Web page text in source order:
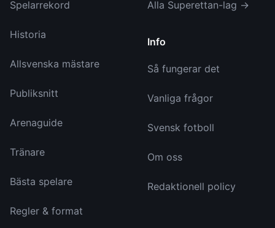
Spelarrekord
Historia
Allsvenska mästare
Publiksnitt
Arenaguide
Tränare
Bästa spelare
Regler & format
Alla Superettan-lag →
Info
Så fungerar det
Vanliga frågor
Svensk fotboll
Om oss
Redaktionell policy